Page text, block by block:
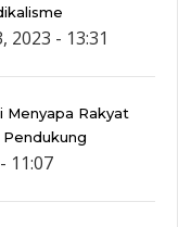
2023 - 13:31
Menyapa Rakyat
11:07